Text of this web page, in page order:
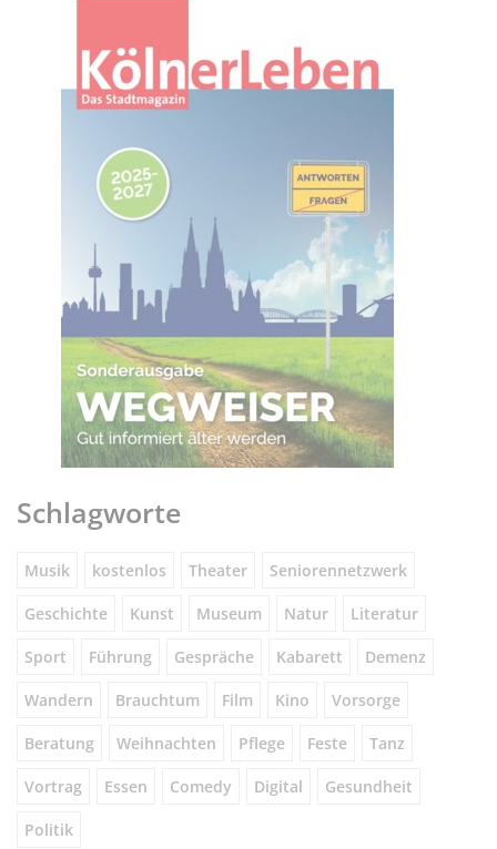
Schlagworte
Musik kostenlos Theater Seniorennetzwerk
Geschichte Kunst Museum Natur Literatur
Sport Führung Gespräche Kabarett Demenz
Wandern Brauchtum Film Kino Vorsorge
Beratung Weihnachten Pflege Feste Tanz
Vortrag Essen Comedy Digital Gesundheit
Politik